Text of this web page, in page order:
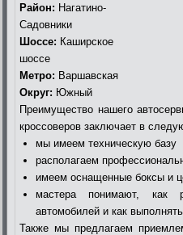
Район: Нагатино-
Садовники
Шоссе: Каширское
шоссе
Метро: Варшавская
Округ: Южный
Преимущество нашего
кроссоверов заключает в
мы имеем техническую базу
располагаем
имеем оснащенные боксы и
мастера понимают, как
автомобилей и как
Также мы предлагаем